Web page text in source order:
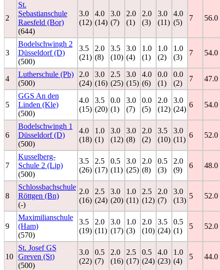
2
St.
Sebastianschule
Raesfeld (Bor)
(644)
3.0
(12)
4.0
(14)
3.0
(7)
2.0
(1)
2.0
(3)
3.0
(11)
4.0
(5)
7 56.0
3
Bodelschwingh 2
Düsseldorf (D)
(500)
3.5
(21)
2.0
(8)
3.5
(10)
3.0
(4)
1.0
(1)
1.0
(2)
1.0
(3)
7 54.0
4
Lutherschule (Pb)
(500)
2.0
(24)
3.0
(16)
2.5
(25)
3.0
(15)
4.0
(6)
0.0
(1)
0.0
(2)
7 47.0
5
GGS An den
Linden (Kle)
(500)
4.0
(15)
3.5
(20)
0.0
(1)
3.0
(7)
0.0
(5)
2.0
(12)
3.0
(24)
6 54.0
6
Bodelschwingh 1
Düsseldorf (D)
(500)
4.0
(18)
1.0
(1)
3.0
(12)
3.0
(8)
2.0
(2)
3.5
(10)
3.0
(11)
6 52.0
7
Kusselberg-
Schule 2 (Lip)
(500)
3.5
(26)
2.5
(17)
0.5
(11)
3.0
(25)
2.0
(8)
0.5
(3)
2.0
(9)
6 48.0
8
Schlossbachschule
Röttgen (Bn)
(-)
2.0
(16)
2.5
(24)
3.0
(20)
1.0
(11)
2.5
(12)
2.0
(7)
3.0
(13)
5 52.0
9
Maximilianschule
(Ham)
(570)
3.5
(19)
2.0
(11)
3.0
(17)
1.0
(3)
2.0
(10)
3.5
(24)
0.5
(1)
5 52.0
10
St. Josef GS
Greven (St)
(500)
3.0
(22)
0.5
(7)
2.0
(16)
2.5
(17)
0.5
(24)
4.0
(23)
1.0
(4)
5 44.0